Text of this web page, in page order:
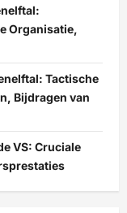
Organisatie,
Tactische
Bijdragen van
VS: Cruciale